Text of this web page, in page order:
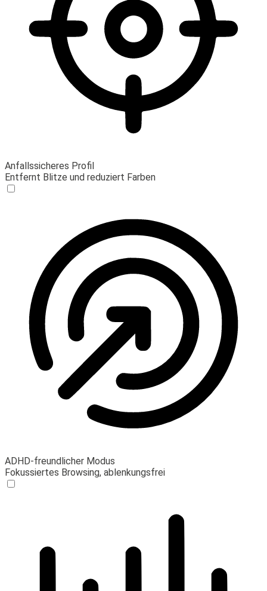
Anfallssicheres Profil
Entfernt Blitze und reduziert Farben
ADHD-freundlicher Modus
Fokussiertes Browsing, ablenkungsfrei